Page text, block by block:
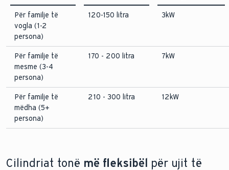
Për familje të
vogla (1-2
persona)
120-150 litra 3kW
Për familje të
mesme (3-4
persona)
170 - 200 litra 7kW
Për familje të
mëdha (5+
persona)
210 - 300 litra 12kW
Cilindriat tonë më fleksibël për ujit të